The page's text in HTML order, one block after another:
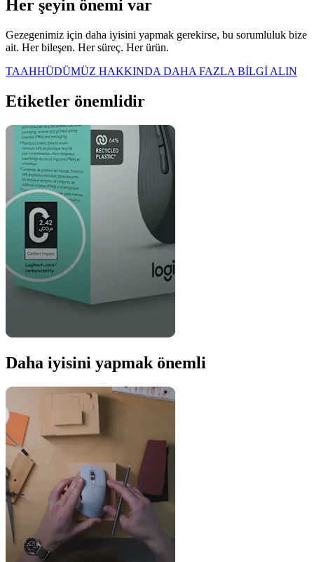
Her şeyin önemi var
Gezegenimiz için daha iyisini yapmak gerekirse, bu sorumluluk bize
ait. Her bileşen. Her süreç. Her ürün.
TAAHHÜDÜMÜZ HAKKINDA DAHA FAZLA BİLGİ ALIN
Etiketler önemlidir
Daha iyisini yapmak önemli